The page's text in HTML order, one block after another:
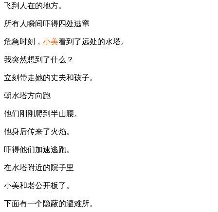
飞到人在的地方。
所有人瞬间吓得四处逃窜
危急时刻， 小美看到了远处的水塔。
我突然想到了什么？
立刻带走她的丈夫和孩子。
朝水塔方向跑
他们刚刚爬到半山腰。
他身后传来了火焰。
吓得他们加速逃跑。
在水塔附近的院子里
小美和老公开板了。
下面有一个隐蔽的避难所。